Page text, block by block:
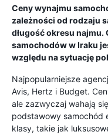
Ceny wynajmu
zależności od rodzaju
długość okresu
samochodów w Iraku
względu na sytuację
Najpopularniejsze
Avis, Hertz i Budget.
ale zazwyczaj wahają
podstawowy samochód
klasy, takie jak